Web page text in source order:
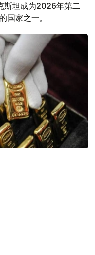
斯坦成为2026年第二
国家之一。